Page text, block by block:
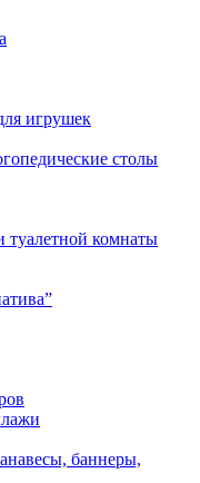
игрушек
столы
туалетной комнаты
баннеры,